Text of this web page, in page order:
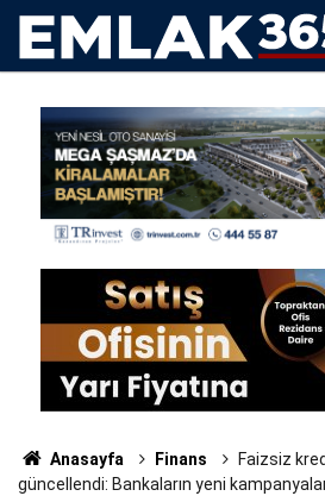
Anasayfa Finans
Faizsiz
güncellendi: Bankaların yeni